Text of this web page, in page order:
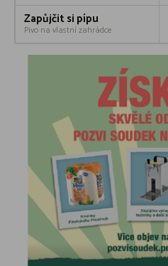
Zapůjčit si pípu
Pivo na vlastní zahrádce